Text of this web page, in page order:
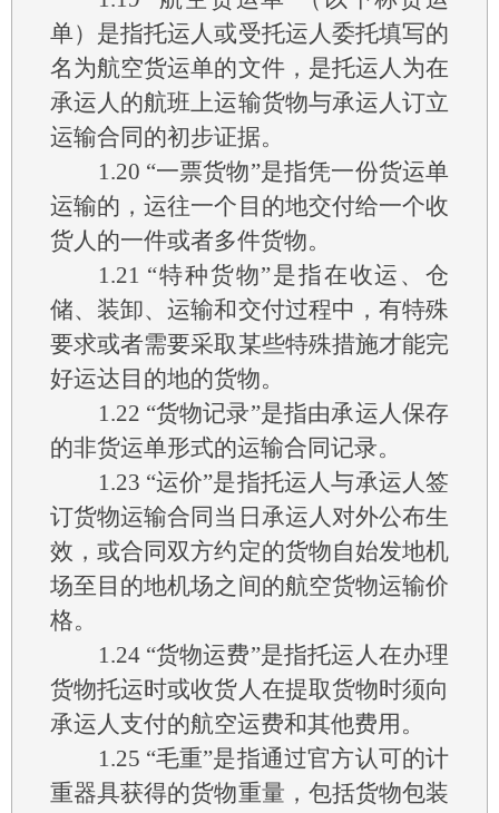
单）是指托运人或受托运人委托填写的
名为航空货运单的文件，是托运人为在
承运人的航班上运输货物与承运人订立
运输合同的初步证据。
1.20 “一票货物”是指凭一份货运单
运输的，运往一个目的地交付给一个收
货人的一件或者多件货物。
1.21 “特种货物”是指在收运、仓
储、装卸、运输和交付过程中，有特殊
要求或者需要采取某些特殊措施才能完
好运达目的地的货物。
1.22 “货物记录”是指由承运人保存
的非货运单形式的运输合同记录。
1.23 “运价”是指托运人与承运人签
订货物运输合同当日承运人对外公布生
效，或合同双方约定的货物自始发地机
场至目的地机场之间的航空货物运输价
格。
1.24 “货物运费”是指托运人在办理
货物托运时或收货人在提取货物时须向
承运人支付的航空运费和其他费用。
1.25 “毛重”是指通过官方认可的计
重器具获得的货物重量，包括货物包装